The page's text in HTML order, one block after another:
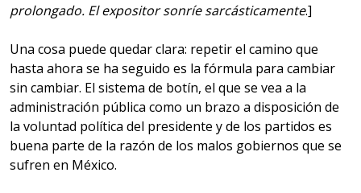
prolongado. El expositor sonríe sarcásticamente.]
Una cosa puede quedar clara: repetir el camino que
hasta ahora se ha seguido es la fórmula para cambiar
sin cambiar. El sistema de botín, el que se vea a la
administración pública como un brazo a disposición de
la voluntad política del presidente y de los partidos es
buena parte de la razón de los malos gobiernos que se
sufren en México.